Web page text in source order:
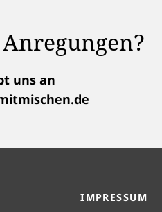
uns an
IMPRESSUM